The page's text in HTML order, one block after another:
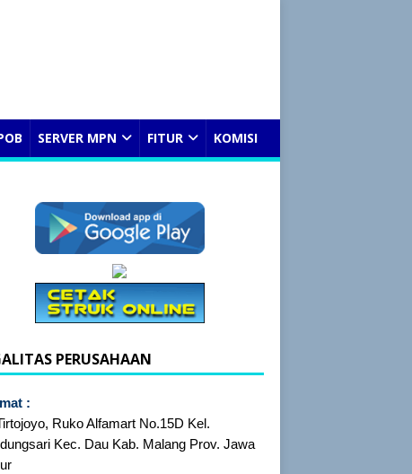
SERVER MPN FITUR KOMISI
PERUSAHAAN
:
Ruko Alfamart No.15D Kel.
Kec. Dau Kab. Malang Prov. Jawa